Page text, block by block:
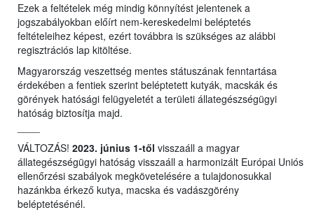
Ezek a feltételek még mindig könnyítést jelentenek a
jogszabályokban előírt nem-kereskedelmi beléptetés
feltételeihez képest, ezért továbbra is szükséges az alábbi
regisztrációs lap kitöltése.
Magyarország veszettség mentes státuszának fenntartása
érdekében a fentiek szerint beléptetett kutyák, macskák és
görények hatósági felügyeletét a területi állategészségügyi
hatóság biztosítja majd.
VÁLTOZÁS! 2023. június 1-től visszaáll a magyar
állategészségügyi hatóság visszaáll a harmonizált Európai Uniós
ellenőrzési szabályok megkövetelésére a tulajdonosukkal
hazánkba érkező kutya, macska és vadászgörény
beléptetésénél.